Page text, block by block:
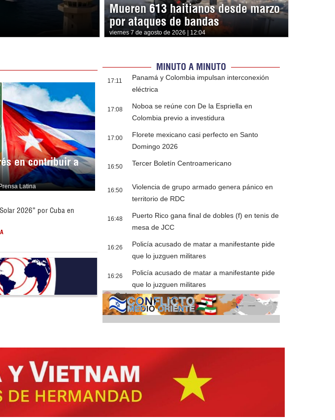
Mueren 613 haitianos desde marzo
por ataques de bandas
viernes 7 de agosto de 2026 | 12:04
en contribuir a
Latina
2026” por Cuba en
MINUTO A MINUTO
17:11
Panamá y Colombia impulsan interconexión
eléctrica
17:08
Noboa se reúne con De la Espriella en
Colombia previo a investidura
17:00
Florete mexicano casi perfecto en Santo
Domingo 2026
16:50 Tercer Boletín Centroamericano
16:50
Violencia de grupo armado genera pánico en
territorio de RDC
16:48
Puerto Rico gana final de dobles (f) en tenis de
mesa de JCC
16:26
Policía acusado de matar a manifestante pide
que lo juzguen militares
16:26
Policía acusado de matar a manifestante pide
que lo juzguen militares
Cobertura